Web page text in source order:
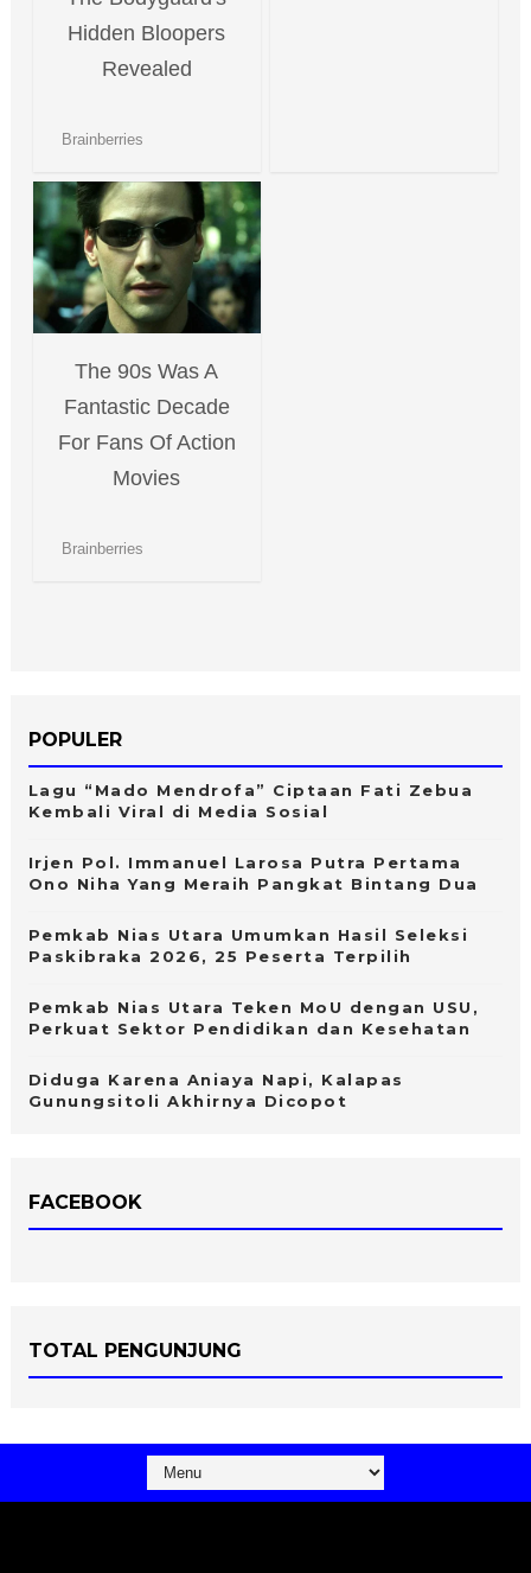
POPULER
Lagu “Mado Mendrofa” Ciptaan Fati Zebua
Kembali Viral di Media Sosial
Irjen Pol. Immanuel Larosa Putra Pertama
Ono Niha Yang Meraih Pangkat Bintang Dua
Pemkab Nias Utara Umumkan Hasil Seleksi
Paskibraka 2026, 25 Peserta Terpilih
Pemkab Nias Utara Teken MoU dengan USU,
Perkuat Sektor Pendidikan dan Kesehatan
Diduga Karena Aniaya Napi, Kalapas
Gunungsitoli Akhirnya Dicopot
FACEBOOK
TOTAL PENGUNJUNG